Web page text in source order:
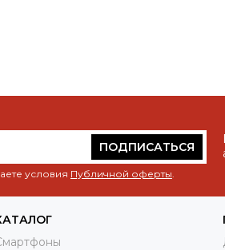
ПОДПИСАТЬСЯ
условия Публичной оферты